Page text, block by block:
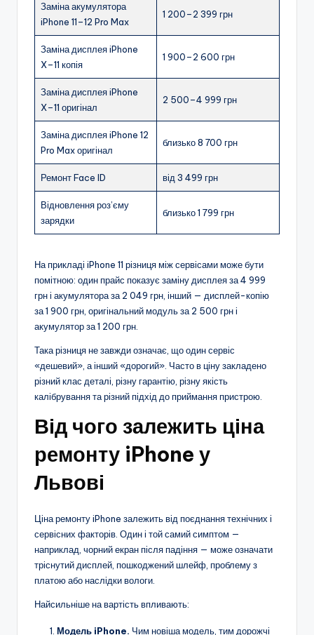
Заміна акумулятора
iPhone 11–12 Pro Max
1 200–2 399 грн
Заміна дисплея iPhone
X–11 копія
1 900–2 600 грн
Заміна дисплея iPhone
X–11 оригінал
2 500–4 999 грн
Заміна дисплея iPhone 12
Pro Max оригінал
близько 8 700 грн
Ремонт Face ID від 3 499 грн
Відновлення роз’єму
зарядки
близько 1 799 грн
На прикладі iPhone 11 різниця між сервісами може бути
помітною: один прайс показує заміну дисплея за 4 999
грн і акумулятора за 2 049 грн, інший — дисплей-копію
за 1 900 грн, оригінальний модуль за 2 500 грн і
акумулятор за 1 200 грн.
Така різниця не завжди означає, що один сервіс
«дешевий», а інший «дорогий». Часто в ціну закладено
різний клас деталі, різну гарантію, різну якість
калібрування та різний підхід до приймання пристрою.
Від чого залежить ціна
ремонту iPhone у
Львові
Ціна ремонту iPhone залежить від поєднання технічних і
сервісних факторів. Один і той самий симптом —
наприклад, чорний екран після падіння — може означати
тріснутий дисплей, пошкоджений шлейф, проблему з
платою або наслідки вологи.
Найсильніше на вартість впливають:
Модель iPhone. Чим новіша модель, тим дорожчі